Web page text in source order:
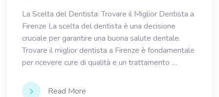
La Scelta del Dentista: Trovare il Miglior Dentista a
Firenze La scelta del dentista è una decisione
cruciale per garantire una buona salute dentale.
Trovare il miglior dentista a Firenze è fondamentale
per ricevere cure di qualità e un trattamento …
Read More